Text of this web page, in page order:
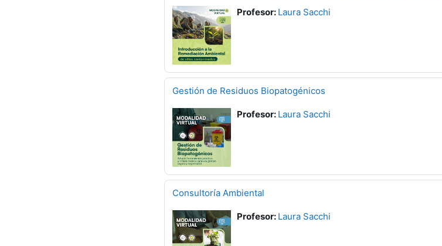
Profesor: Laura Sacchi
Gestión de Residuos Biopatogénicos
Profesor: Laura Sacchi
Consultoría Ambiental
Profesor: Laura Sacchi